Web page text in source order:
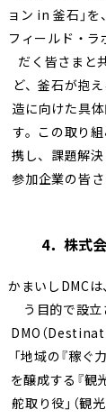
ョン in 釜石」
フィールド・ラ
だく皆さまと
ど、釜石が抱
造に向けた具
す。この取り
携し、課題解
参加企業の皆
4．株式
かまいしDMC
う目的で設立
DMO（
「地域の『稼
を醸成する『観
舵取り役」（観